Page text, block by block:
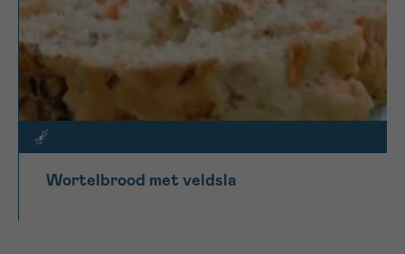
Wortelbrood met veldsla